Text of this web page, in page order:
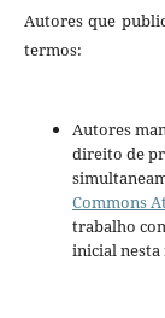
Autores que
termos:
Autores
direito de
Commons
trabalho
inicial nesta